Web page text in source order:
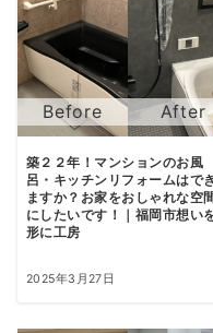
築２２年！マンションのお風
呂・キッチンリフォームはでき
ますか？お家をおしゃれな空
にしたいです！｜福岡市想い
形に工房
2025年3月27日